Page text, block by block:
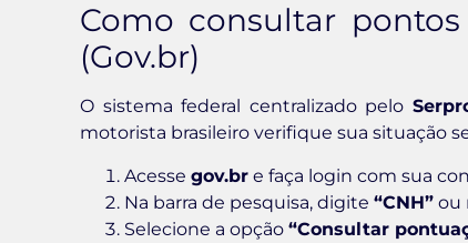
Como consultar
(Gov.br)
O sistema federal centralizado pelo
motorista brasileiro verifique sua situação
Acesse gov.br e faça login com sua
Na barra de pesquisa, digite “CNH” ou
Selecione a opção “Consultar